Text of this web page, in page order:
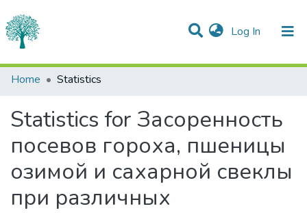
Log In (current)
Communities & Collections
Home Statistics
Statistics for Засоренность
посевов гороха, пшеницы
озимой и сахарной свеклы
при различных